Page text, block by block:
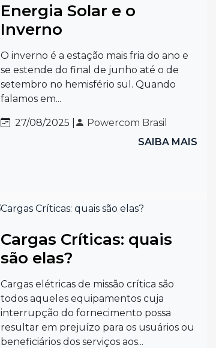
Energia Solar e o
Inverno
O inverno é a estação mais fria do ano e
se estende do final de junho até o de
setembro no hemisfério sul. Quando
falamos em...
27/08/2025 |
Powercom Brasil
SAIBA MAIS
Cargas Críticas: quais
são elas?
Cargas elétricas de missão crítica são
todos aqueles equipamentos cuja
interrupção do fornecimento possa
resultar em prejuízo para os usuários ou
beneficiários dos serviços aos...